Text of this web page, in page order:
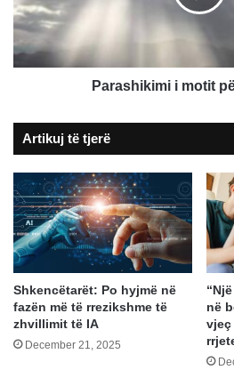
martën
Parashikimi i motit
Artikuj të tjerë
Shkencëtarët: Po hyjmë në
fazën më të rrezikshme të
zhvillimit të IA
December 21, 2025
në
vjeç